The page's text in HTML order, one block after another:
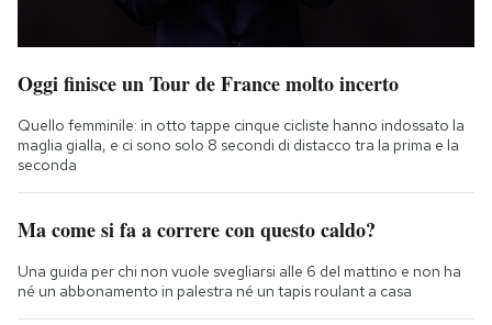
Oggi finisce un Tour de France molto incerto
Quello femminile: in otto tappe cinque cicliste hanno indossato la
maglia gialla, e ci sono solo 8 secondi di distacco tra la prima e la
seconda
Ma come si fa a correre con questo caldo?
Una guida per chi non vuole svegliarsi alle 6 del mattino e non ha
né un abbonamento in palestra né un tapis roulant a casa